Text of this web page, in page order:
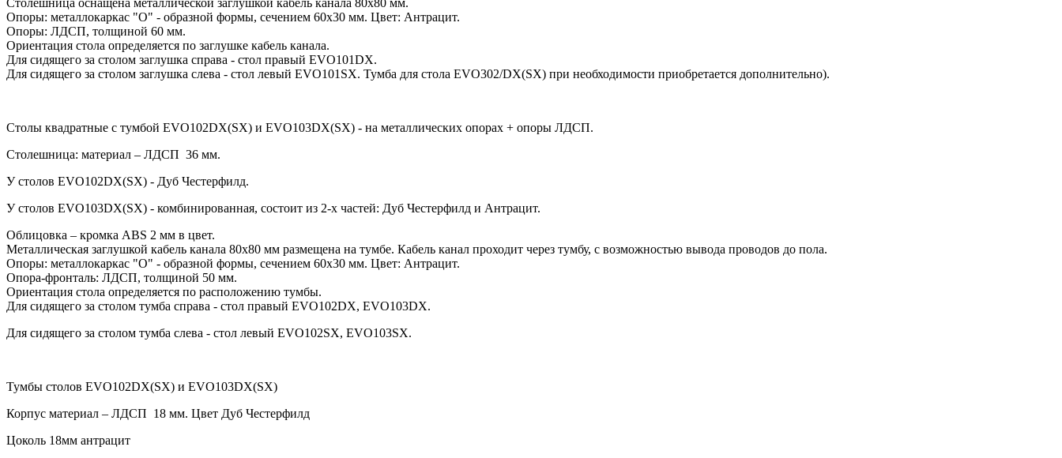
Столешница оснащена металлической заглушкой кабель канала 80х80 мм.
Опоры: металлокаркас "O" - образной формы, сечением 60х30 мм. Цвет: Антрацит.
Опоры: ЛДСП, толщиной 60 мм.
Ориентация стола определяется по заглушке кабель канала.
Для сидящего за столом заглушка справа - стол правый EVO101DX.
Для сидящего за столом заглушка слева - стол левый EVO101SX. Тумба для стола EVO302/DX(SX) при необходимости приобретается дополнительно).
Столы квадратные с тумбой EVO102DX(SX) и EVO103DX(SX) - на металлических опорах + опоры ЛДСП.
Столешница: материал – ЛДСП 36 мм.
У столов EVO102DX(SX) - Дуб Честерфилд.
У столов EVO103DX(SX) - комбинированная, состоит из 2-х частей: Дуб Честерфилд и Антрацит.
Облицовка – кромка ABS 2 мм в цвет.
Металлическая заглушкой кабель канала 80х80 мм размещена на тумбе. Кабель канал проходит через тумбу, с возможностью вывода проводов до пола.
Опоры: металлокаркас "O" - образной формы, сечением 60х30 мм. Цвет: Антрацит.
Опора-фронталь: ЛДСП, толщиной 50 мм.
Ориентация стола определяется по расположению тумбы.
Для сидящего за столом тумба справа - стол правый EVO102DX, EVO103DX.
Для сидящего за столом тумба слева - стол левый EVO102SX, EVO103SX.
Тумбы столов EVO102DX(SX) и EVO103DX(SX)
Корпус материал – ЛДСП 18 мм. Цвет Дуб Честерфилд
Цоколь 18мм антрацит